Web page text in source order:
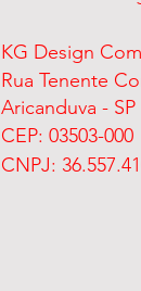
KG Design
Rua Tenente
Aricanduva - SP
CEP:
CNPJ: